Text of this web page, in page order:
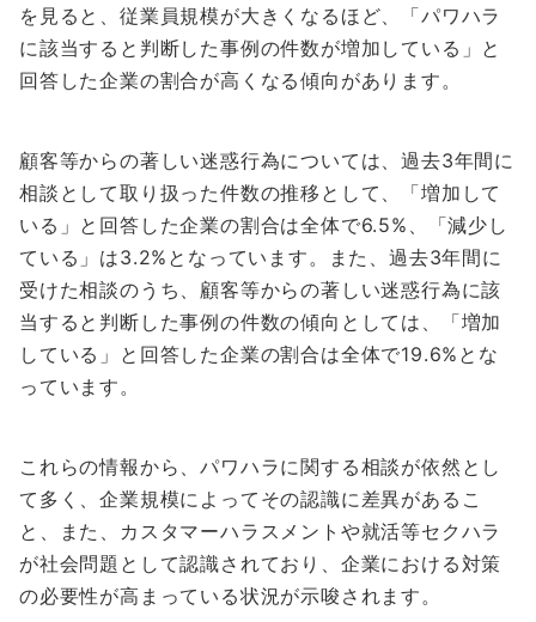
を見ると、従業員規模が大きくなるほど、「パワハラ
に該当すると判断した事例の件数が増加している」と
回答した企業の割合が高くなる傾向があります。
顧客等からの著しい迷惑行為については、過去3年間に
相談として取り扱った件数の推移として、「増加して
いる」と回答した企業の割合は全体で6.5%、「減少し
ている」は3.2%となっています。また、過去3年間に
受けた相談のうち、顧客等からの著しい迷惑行為に該
当すると判断した事例の件数の傾向としては、「増加
している」と回答した企業の割合は全体で19.6%とな
っています。
これらの情報から、パワハラに関する相談が依然とし
て多く、企業規模によってその認識に差異があるこ
と、また、カスタマーハラスメントや就活等セクハラ
が社会問題として認識されており、企業における対策
の必要性が高まっている状況が示唆されます。